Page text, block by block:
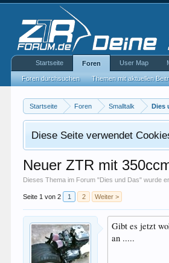
Startseite Foren Smalltalk Dies
Diese Seite verwendet
Neuer ZTR mit
Dieses Thema im Forum "Dies und Das" wurde
Seite 1 von 2 1 2 Weiter >
Gibt es jetzt
an .....
Startseite Foren
Foren durchsuchen Themen mit aktuellen
User Map